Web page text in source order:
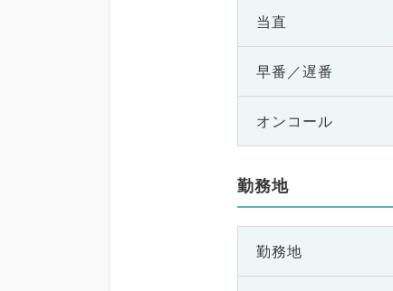
当直
早番／遅番
オンコール
勤務地
勤務地